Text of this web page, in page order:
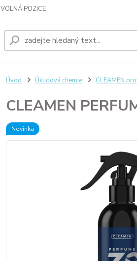
VOLNÁ POZICE
Úvod Úklidová chemie CLEAMEN
CLEAMEN
Novinka